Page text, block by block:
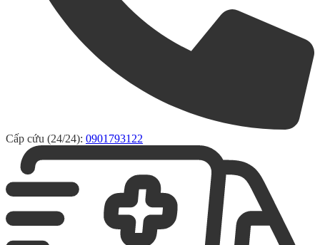
Cấp cứu (24/24): 0901793122